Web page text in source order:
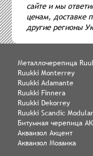
сайте и мы
ценам, доставке
другие регионы
Металлочерепица
Ruukki Monterrey
Ruukki Adamante
Ruukki Finnera
Ruukki Dekorrey
Ruukki Scandic Modular
Битумная черепица
Акваизол Акцент
Акваизол Мозаика